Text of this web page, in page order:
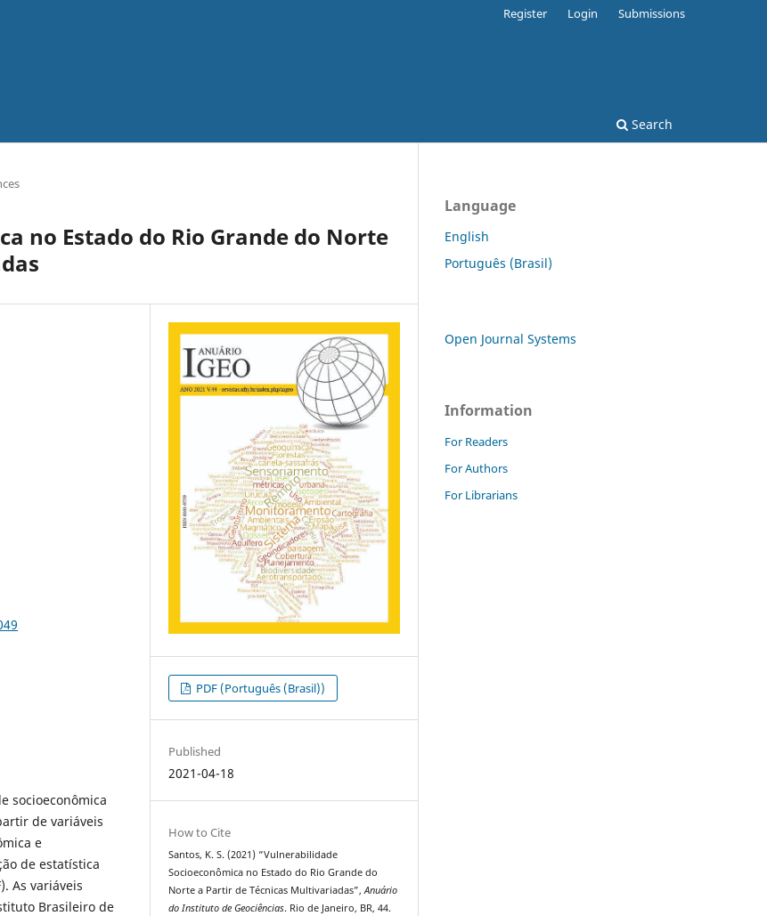
Search
Register Login Submissions
no Estado do Rio Grande do Norte
socioeconômica
de variáveis
e
de estatística
As variáveis
Brasileiro de
PDF (Português (Brasil))
Published
2021-04-18
How to Cite
Santos, K. S. (2021) “Vulnerabilidade
Socioeconômica no Estado do Rio Grande do
Norte a Partir de Técnicas Multivariadas”,Anuário
do Instituto de Geociências. Rio de Janeiro, BR, 44.
Language
English
Português (Brasil)
Open Journal Systems
Information
For Readers
For Authors
For Librarians